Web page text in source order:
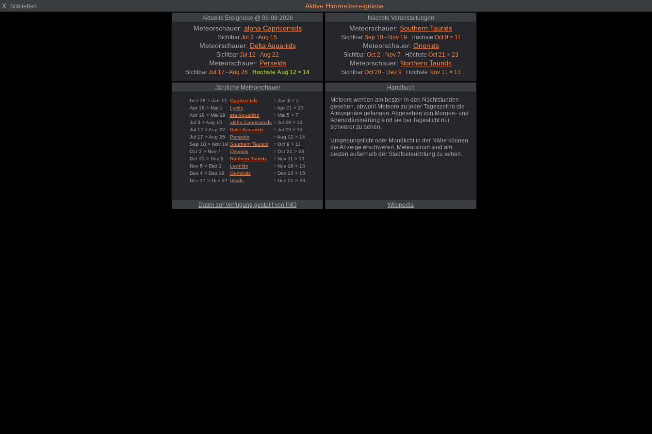
X Schließen Aktive Himmelsereignisse
Aktuelle Ereignisse @ 08-08-2026
Meteorschauer: alpha Capricornids
Sichtbar Jul 3 - Aug 15
Meteorschauer: Delta Aquariids
Sichtbar Jul 12 - Aug 22
Meteorschauer: Perseids
Sichtbar Jul 17 - Aug 26 Höchste Aug 12 > 14
Nächste Veranstaltungen
Meteorschauer: Southern Taurids
Sichtbar Sep 10 - Nov 19 Höchste Oct 9 > 11
Meteorschauer: Orionids
Sichtbar Oct 2 - Nov 7 Höchste Oct 21 > 23
Meteorschauer: Northern Taurids
Sichtbar Oct 20 - Dez 9 Höchste Nov 11 > 13
Jährliche Meteorschauer
Dez 28 > Jan 12 Quadrantids
↑ Jan 3 > 5
Apr 16 > Mai 1
Lyrids
↑ Apr 21 > 23
Apr 19 > Mai 29
eta Aquariids
↑ Mai 5 > 7
Jul 3 > Aug 15
alpha Capricornids ↑ Jul 29 > 31
Jul 12 > Aug 22
Delta Aquariids
↑ Jul 29 > 31
Jul 17 > Aug 26
Perseids
↑ Aug 12 > 14
Sep 10 > Nov 19 Southern Taurids
↑ Oct 9 > 11
Oct 2 > Nov 7
Orionids
↑ Oct 21 > 23
Oct 20 > Dez 9
Northern Taurids
↑ Nov 11 > 13
Nov 6 > Dez 1
Leonids
↑ Nov 16 > 18
Dez 4 > Dez 18
Geminids
↑ Dez 13 > 15
Dez 17 > Dez 27 Ursids ↑ Dez 21 > 23
Daten zur Verfügung gestellt von IMO
Handbuch
Meteore werden am besten in den Nachtstunden
gesehen, obwohl Meteore zu jeder Tageszeit in die
Atmosphäre gelangen. Abgesehen von Morgen- und
Abenddämmerung sind sie bei Tageslicht nur
schwerer zu sehen.
Umgebungslicht oder Mondlicht in der Nähe können
die Anzeige erschweren. Meteorstrom sind am
besten außerhalb der Stadtbeleuchtung zu sehen.
Wikipedia